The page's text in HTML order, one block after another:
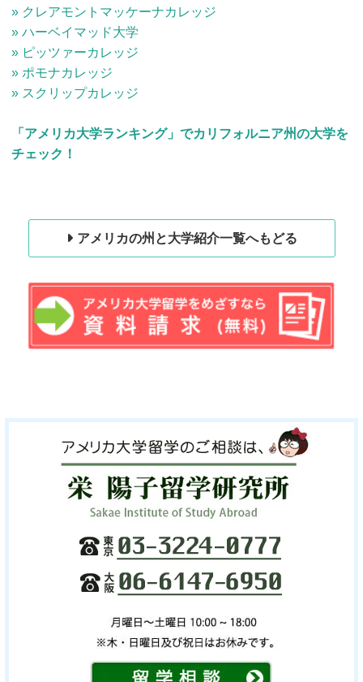
» クレアモントマッケーナカレッジ
» ハーベイマッド大学
» ピッツァーカレッジ
» ポモナカレッジ
» スクリップカレッジ
「アメリカ大学ランキング」でカリフォルニア州の大学を
チェック！
アメリカの州と大学紹介一覧へもどる